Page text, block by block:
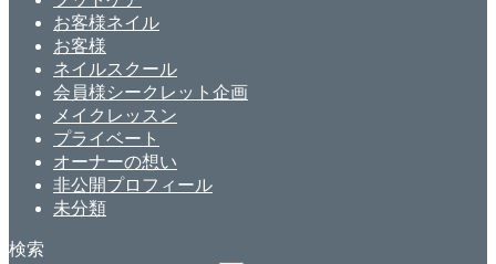
お客様ネイル
お客様
ネイルスクール
会員様シークレット企画
メイクレッスン
プライベート
オーナーの想い
非公開プロフィール
未分類
検索